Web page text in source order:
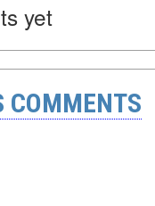
yet
COMMENTS